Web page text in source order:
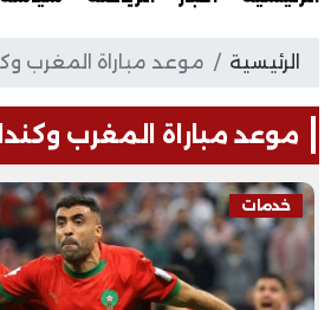
الرئيسية موعد مباراة المغرب
موعد مباراة المغرب وكندا
خدمات